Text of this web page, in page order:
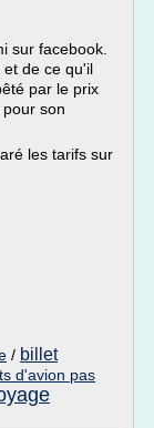
sur facebook.
de ce qu'il
par le prix
son
les tarifs sur
/ billet
d'avion pas